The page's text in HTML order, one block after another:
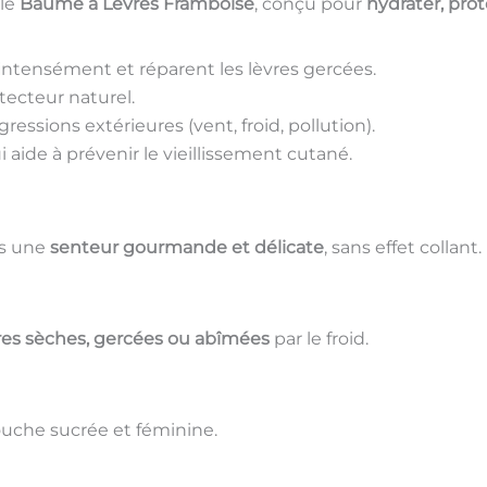
Baume à Lèvres Framboise, conçu pour hydrater,
et réparent les lèvres gercées.
naturel.
extérieures (vent, froid, pollution).
à prévenir le vieillissement cutané.
une senteur gourmande et délicate, sans effet collant.
sèches, gercées ou abîmées par le froid.
sucrée et féminine.